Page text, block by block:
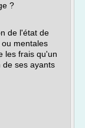
?
de l'état de
mentales
les frais qu'un
de ses ayants